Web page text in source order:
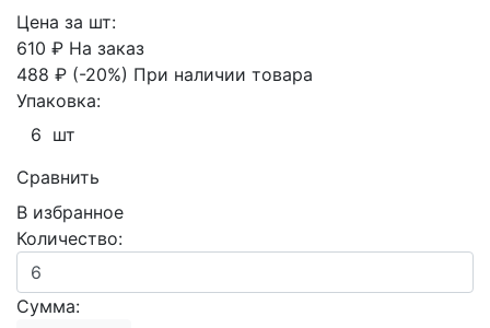
Цена за шт:
610 ₽ На заказ
488 ₽ (-20%) При наличии товара
Упаковка:
6 шт
Сравнить
В избранное
Количество:
Сумма: